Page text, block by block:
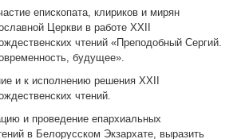
епископата, клириков и мирян
Церкви в работе ХХII
чтений «Преподобный Сергий.
будущее».
и к исполнению решения ХХII
чтений.
и проведение епархиальных
в Белорусском Экзархате, выразить